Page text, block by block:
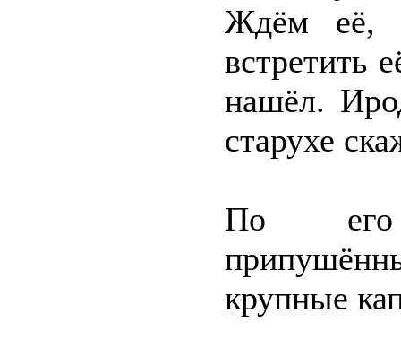
Ждём её,
встретить
нашёл.
старухе
По его
крупные